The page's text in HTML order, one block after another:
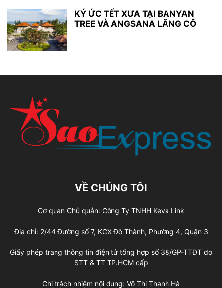
KÝ ỨC TẾT XƯA TẠI BANYAN
TREE VÀ ANGSANA LĂNG CÔ
VỀ CHÚNG TÔI
Cơ quan Chủ quản: Công Ty TNHH Keva Link
Địa chỉ: 2/44 Đường số 7, KCX Đô Thành, Phường 4, Quận 3
Giấy phép trang thông tin điện tử tổng hợp số 38/GP-TTĐT do
STT & TT TP.HCM cấp
Chị trách nhiệm nội dung: Võ Thị Thanh Hà